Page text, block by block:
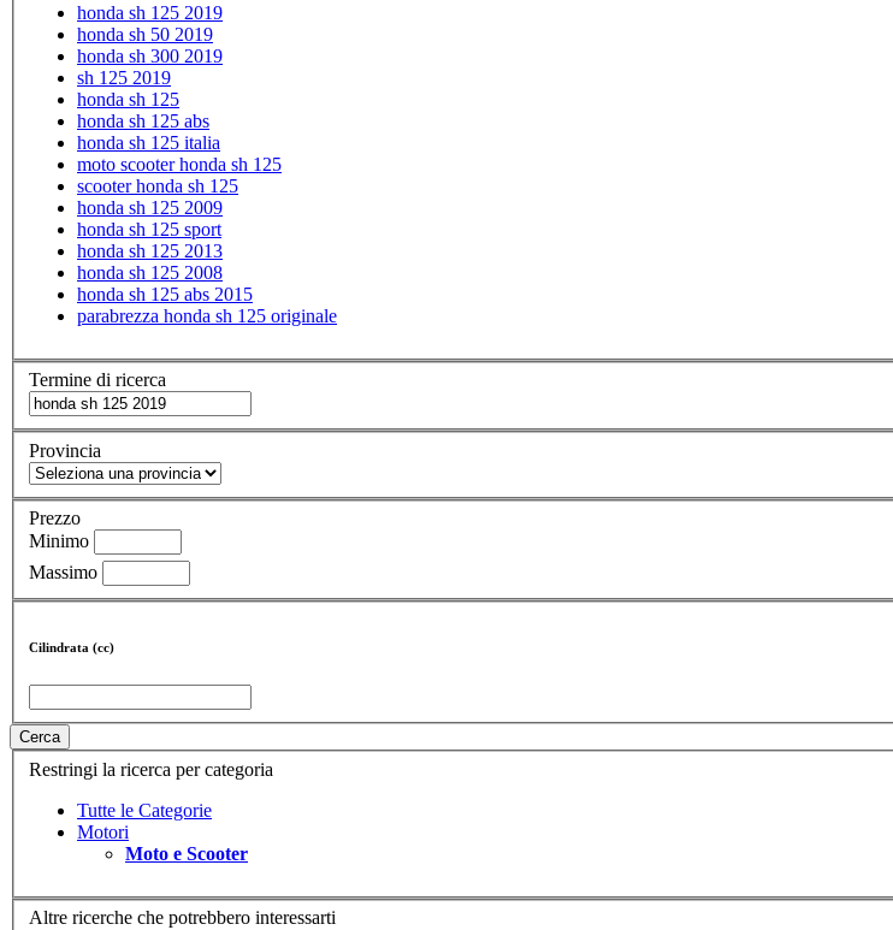
honda sh 125 2019
honda sh 50 2019
honda sh 300 2019
sh 125 2019
honda sh 125
honda sh 125 abs
honda sh 125 italia
moto scooter honda sh 125
scooter honda sh 125
honda sh 125 2009
honda sh 125 sport
honda sh 125 2013
honda sh 125 2008
honda sh 125 abs 2015
parabrezza honda sh 125 originale
Termine di ricerca
Provincia
Prezzo
Minimo
Massimo
Cilindrata (cc)
Cerca
Restringi la ricerca per categoria
Tutte le Categorie
Motori
Moto e Scooter
Altre ricerche che potrebbero interessarti